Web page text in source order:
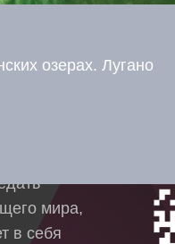
озерах. Лугано
мира,
в себя